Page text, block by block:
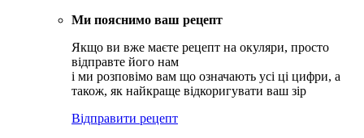
Ми пояснимо ваш рецепт
Якщо ви вже маєте рецепт на окуляри, просто
відправте його нам
і ми розповімо вам що означають усі ці цифри, а
також, як найкраще відкоригувати ваш зір
Відправити рецепт